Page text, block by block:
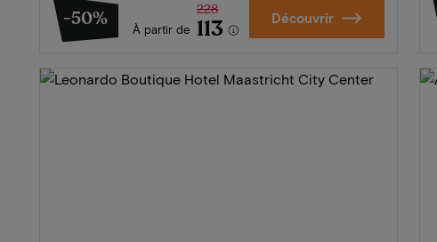
-50% À partir de
228
113 Découvrir